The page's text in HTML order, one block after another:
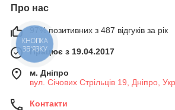
Про нас
97% позитивних з 487 відгуків за рік
Працює з 19.04.2017
м. Дніпро
вул. Січових Стрільців 19, Дніпро,
Контакти
КНОПКА
ЗВ'ЯЗКУ